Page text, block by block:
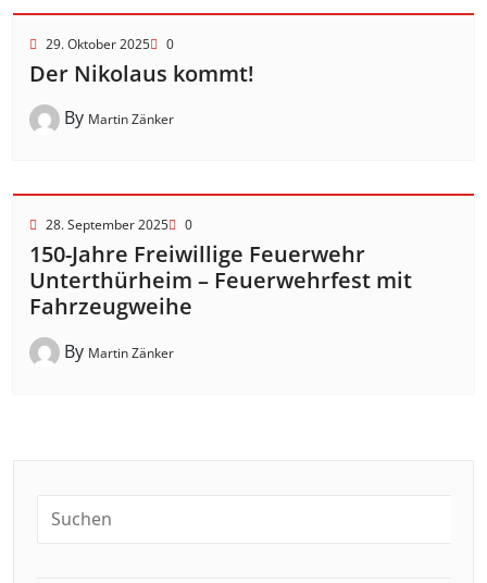
29. Oktober 2025 0
Der Nikolaus kommt!
By Martin Zänker
28. September 2025 0
150-Jahre Freiwillige Feuerwehr
Unterthürheim – Feuerwehrfest mit
Fahrzeugweihe
By Martin Zänker